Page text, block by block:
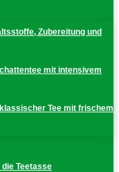
Zubereitung und
mit intensivem
Tee mit frischem
Teetasse